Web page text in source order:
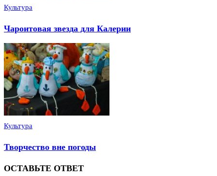
Культура
Чароитовая звезда для Калерии
Культура
Творчество вне погоды
ОСТАВЬТЕ ОТВЕТ